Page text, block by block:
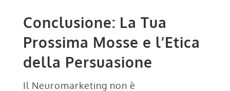
Conclusione: La Tua
Prossima Mosse e l’Etica
della Persuasione
Il Neuromarketing non è